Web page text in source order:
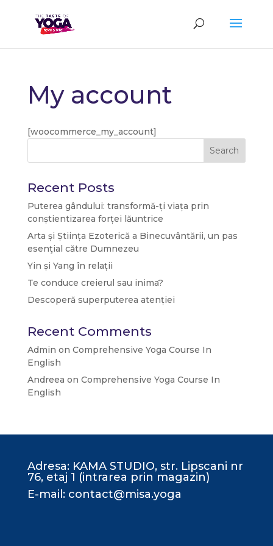
My account
[woocommerce_my_account]
Search
Recent Posts
Puterea gândului: transformă-ți viața prin
conștientizarea forței lăuntrice
Arta și Știința Ezoterică a Binecuvântării, un pas
esenţial către Dumnezeu
Yin și Yang în relații
Te conduce creierul sau inima?
Descoperă superputerea atenției
Recent Comments
Admin on Comprehensive Yoga Course In
English
Andreea on Comprehensive Yoga Course In
English
Adresa: KAMA STUDIO, str. Lipscani nr
76, etaj 1 (intrarea prin magazin)
E-mail: contact@misa.yoga